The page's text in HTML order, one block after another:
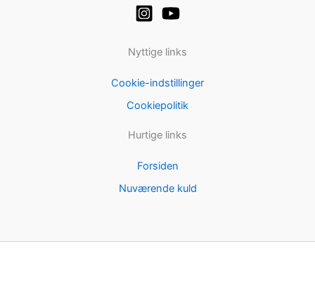
Nyttige links
Cookie-indstillinger
Cookiepolitik
Hurtige links
Forsiden
Nuværende kuld